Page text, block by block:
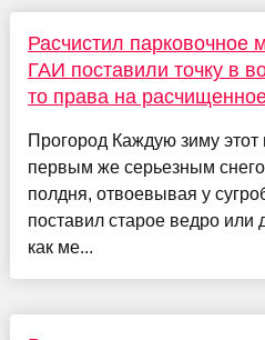
Расчистил парковочное
ГАИ поставили точку в
то права на
Прогород Каждую зиму этот
первым же серьезным
полдня, отвоевывая у
поставил старое ведро или
как ме...